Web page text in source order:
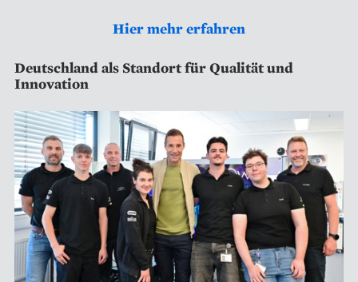
Hier mehr erfahren
Deutschland als Standort für Qualität und
Innovation